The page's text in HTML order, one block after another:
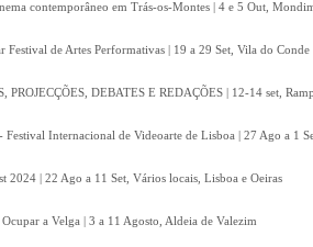
contemporâneo em Trás-os-Montes | 4 e 5 Out,
Festival de Artes Performativas | 19 a 29 Set, Vila do Conde
PROJECÇÕES, DEBATES E REDAÇÕES | 12-14 set,
Festival Internacional de Videoarte de Lisboa | 27 Ago a 1
2024 | 22 Ago a 11 Set, Vários locais, Lisboa e Oeiras
a Velga | 3 a 11 Agosto, Aldeia de Valezim